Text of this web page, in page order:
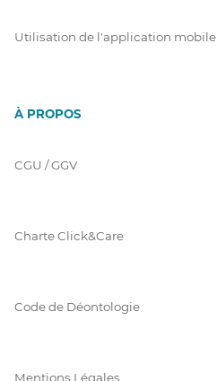
Utilisation de l'application mobile
À PROPOS
CGU / GGV
Charte Click&Care
Code de Déontologie
Mentions Légales